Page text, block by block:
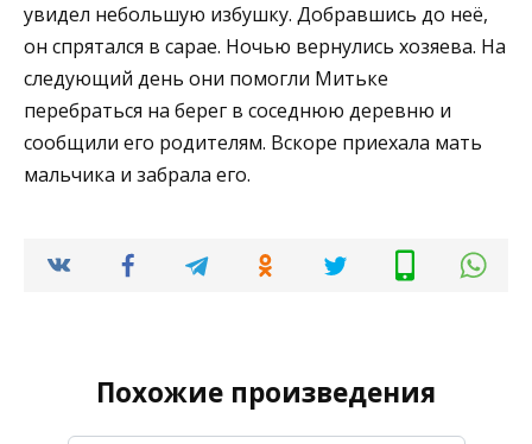
увидел небольшую избушку. Добравшись до неё,
он спрятался в сарае. Ночью вернулись хозяева. На
следующий день они помогли Митьке
перебраться на берег в соседнюю деревню и
сообщили его родителям. Вскоре приехала мать
мальчика и забрала его.
Похожие произведения